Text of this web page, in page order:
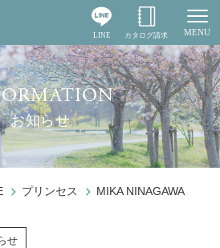
MENU
LINE カタログ請求
お知らせ
プリンセス MIKA NINAGAWA
せ